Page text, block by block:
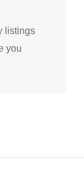
listings
you